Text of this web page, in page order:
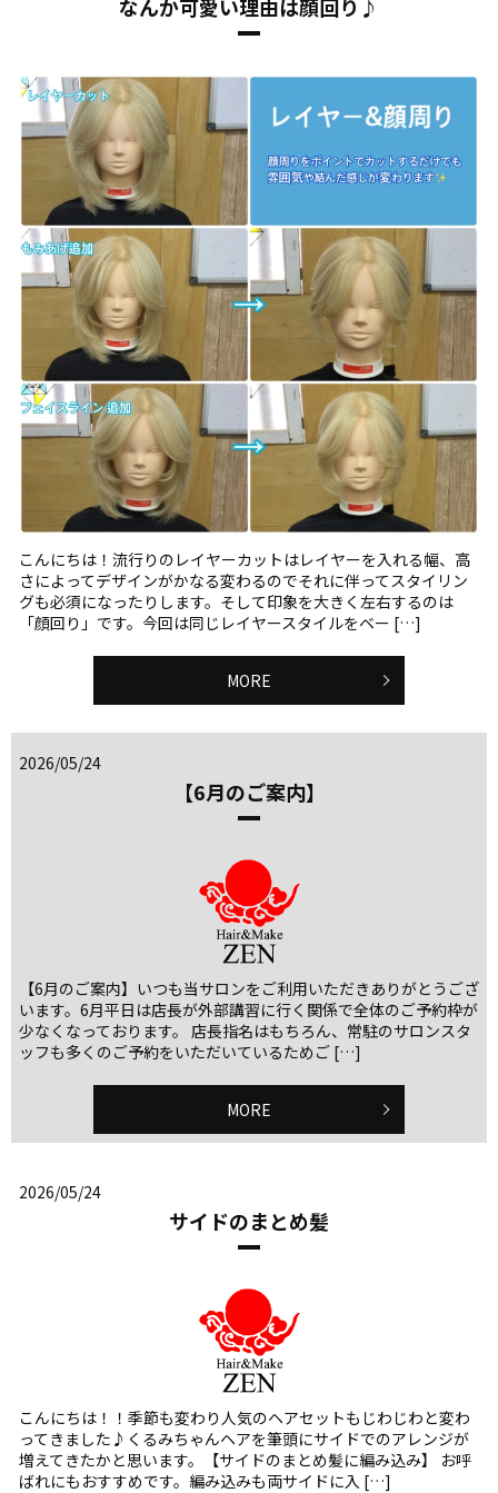
なんか可愛い理由は顔回り♪
こんにちは！流行りのレイヤーカットはレイヤーを入れる幅、高
さによってデザインがかなる変わるのでそれに伴ってスタイリン
グも必須になったりします。そして印象を大きく左右するのは
「顔回り」です。今回は同じレイヤースタイルをベー […]
MORE
2026/05/24
【6月のご案内】
【6月のご案内】いつも当サロンをご利用いただきありがとうござ
います。6月平日は店長が外部講習に行く関係で全体のご予約枠が
少なくなっております。 店長指名はもちろん、常駐のサロンスタ
ッフも多くのご予約をいただいているためご […]
MORE
2026/05/24
サイドのまとめ髪
こんにちは！！季節も変わり人気のヘアセットもじわじわと変わ
ってきました♪くるみちゃんヘアを筆頭にサイドでのアレンジが
増えてきたかと思います。【サイドのまとめ髪に編み込み】 お呼
ばれにもおすすめです。編み込みも両サイドに入 […]